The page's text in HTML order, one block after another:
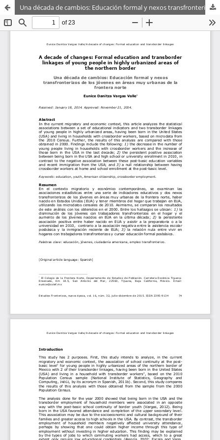
Una década de cambios: Educación formal y nexos transfronterizos de los jóvenes en áreas muy urbanas de la frontera norte